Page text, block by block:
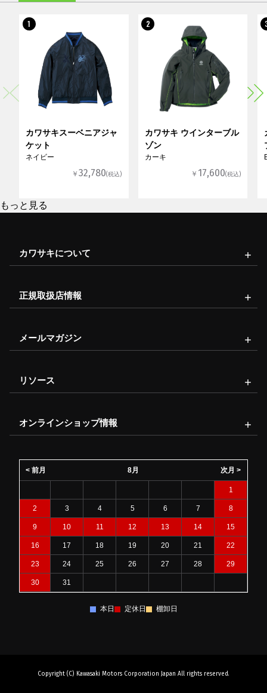
1
カワサキスーベニアジャ
ケット
ネイビー
￥32,780(税込)
2
カワサキ ウインターブル
ゾン
カーキ
￥ 17,600(税込)
もっと見る
カワサキについて
正規取扱店情報
メールマガジン
リソース
オンラインショップ情報
8月
< 前月 次月 >
1
2 3 4 5 6 7 8
9 10 11 12 13 14 15
16 17 18 19 20 21 22
23 24 25 26 27 28 29
30 31
本日 定休日 棚卸日
Copyright (C) Kawasaki Motors Corporation Japan All rights reserved.